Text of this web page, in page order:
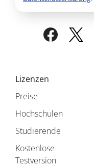
Lizenzen
Preise
Hochschulen
Studierende
Kostenlose
Testversion